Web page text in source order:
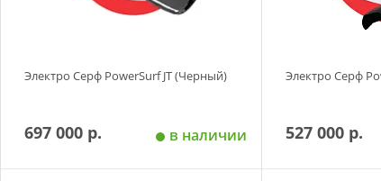
Электро Серф PowerSurf JT (Черный)
697 000 р. в наличии
Электро Серф
527 000 р.